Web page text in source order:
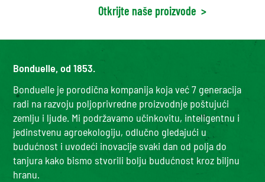
Otkrijte naše proizvode >
Bonduelle, od 1853.
Bonduelle je porodična kompanija koja već 7 generacija
radi na razvoju poljoprivredne proizvodnje poštujući
zemlju i ljude. Mi podržavamo učinkovitu, inteligentnu i
jedinstvenu agroekologiju, odlučno gledajući u
budućnost i uvodeći inovacije svaki dan od polja do
tanjura kako bismo stvorili bolju budućnost kroz biljnu
hranu.